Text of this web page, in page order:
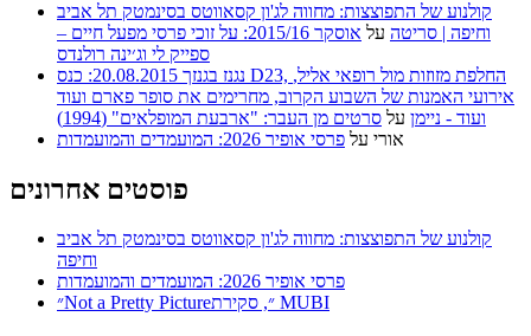
קולנוע של התפוצצות: מחווה לג'ון קסאווטס בסינמטק תל אביב
וחיפה | סריטה על
אוסקר 2015/16: על זוכי פרסי מפעל חיים –
ספייק לי וג׳ינה רולנדס
נגנז בגנזך 20.08.2015: כנס D23, החלפת מזוזות מול רופאי אליל,
אירועי האמנות של השבוע הקרוב, מחרימים את סופר פארם ועוד
ועוד - ניימן על סרטים מן העבר: "ארבעת המופלאים" (1994)
אורי על פרסי אופיר 2026: המועמדים והמועמדות
פוסטים אחרונים
קולנוע של התפוצצות: מחווה לג'ון קסאווטס בסינמטק תל אביב
וחיפה
פרסי אופיר 2026: המועמדים והמועמדות
״Not a Pretty Picture״, סקירת MUBI